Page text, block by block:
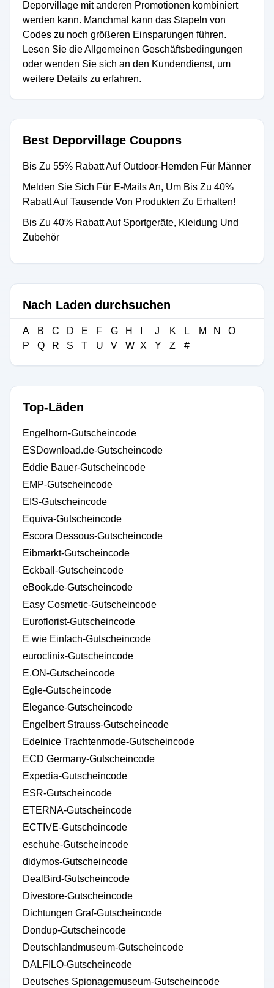
Deporvillage mit anderen Promotionen kombiniert
werden kann. Manchmal kann das Stapeln von
Codes zu noch größeren Einsparungen führen.
Lesen Sie die Allgemeinen Geschäftsbedingungen
oder wenden Sie sich an den Kundendienst, um
weitere Details zu erfahren.
Best Deporvillage Coupons
Bis Zu 55% Rabatt Auf Outdoor-Hemden Für Männer
Melden Sie Sich Für E-Mails An, Um Bis Zu 40%
Rabatt Auf Tausende Von Produkten Zu Erhalten!
Bis Zu 40% Rabatt Auf Sportgeräte, Kleidung Und
Zubehör
Nach Laden durchsuchen
A B C D E F G H J K L M N
O
P
Q R S T U V W X Y Z #
Top-Läden
Engelhorn-Gutscheincode
ESDownload.de-Gutscheincode
Eddie Bauer-Gutscheincode
EMP-Gutscheincode
EIS-Gutscheincode
Equiva-Gutscheincode
Escora Dessous-Gutscheincode
Eibmarkt-Gutscheincode
Eckball-Gutscheincode
eBook.de-Gutscheincode
Easy Cosmetic-Gutscheincode
Euroflorist-Gutscheincode
E wie Einfach-Gutscheincode
euroclinix-Gutscheincode
E.ON-Gutscheincode
Egle-Gutscheincode
Elegance-Gutscheincode
Engelbert Strauss-Gutscheincode
Edelnice Trachtenmode-Gutscheincode
ECD Germany-Gutscheincode
Expedia-Gutscheincode
ESR-Gutscheincode
ETERNA-Gutscheincode
ECTIVE-Gutscheincode
eschuhe-Gutscheincode
didymos-Gutscheincode
DealBird-Gutscheincode
Divestore-Gutscheincode
Dichtungen Graf-Gutscheincode
Dondup-Gutscheincode
Deutschlandmuseum-Gutscheincode
DALFILO-Gutscheincode
Deutsches Spionagemuseum-Gutscheincode